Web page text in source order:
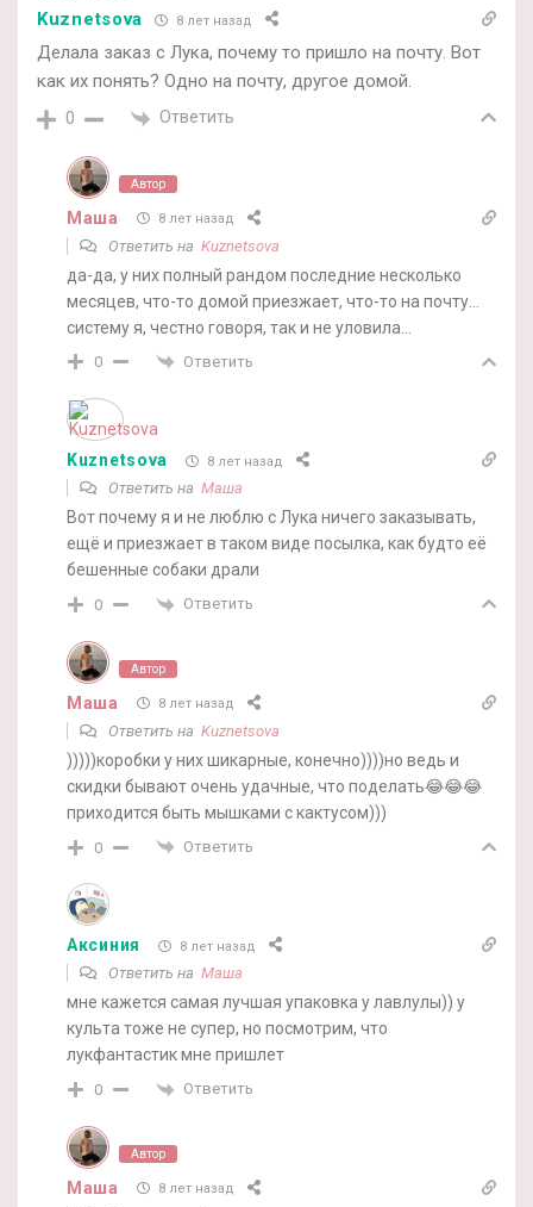
Kuznetsova 8 лет назад
Делала заказ с Лука, почему то пришло на почту. Вот
как их понять? Одно на почту, другое домой.
0 Ответить
Автор
Маша 8 лет назад
Ответить на Kuznetsova
да-да, у них полный рандом последние несколько
месяцев, что-то домой приезжает, что-то на почту…
систему я, честно говоря, так и не уловила…
0 Ответить
Kuznetsova 8 лет назад
Ответить на Маша
Вот почему я и не люблю с Лука ничего заказывать,
ещё и приезжает в таком виде посылка, как будто её
бешенные собаки драли
0 Ответить
Автор
Маша 8 лет назад
Ответить на Kuznetsova
)))))коробки у них шикарные, конечно))))но ведь и
скидки бывают очень удачные, что поделать😂😂😂
приходится быть мышками с кактусом)))
0 Ответить
Аксиния 8 лет назад
Ответить на Маша
мне кажется самая лучшая упаковка у лавлулы)) у
культа тоже не супер, но посмотрим, что
лукфантастик мне пришлет
0 Ответить
Автор
Маша 8 лет назад